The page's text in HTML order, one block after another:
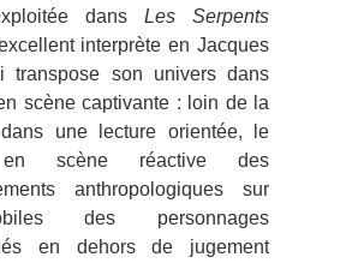
dans Les Serpents
interprète en Jacques
transpose son univers dans
scène captivante : loin de la
dans une lecture orientée, le
en scène réactive des
anthropologiques sur
des personnages
en dehors de jugement